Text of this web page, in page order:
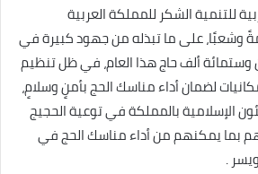
للتنمية الشكر للمملكة العربية
وشعبًا، على ما تبذله من جهود كبيرة في
ألف حاج هذا العام، في ظل تنظيم
لضمان أداء مناسك الحج بأمنٍ وسلامٍ،
الإسلامية بالمملكة في توعية الحجيج
بما يمكنهم من أداء مناسك الحج في
.